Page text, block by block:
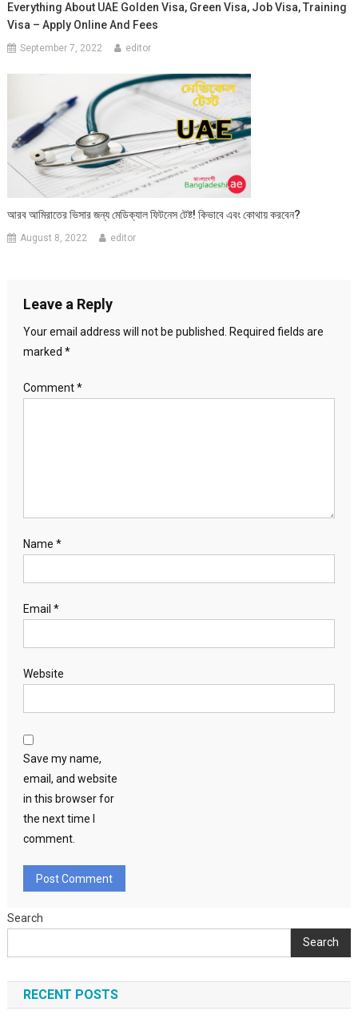
Everything About UAE Golden Visa, Green Visa, Job Visa, Training
Visa – Apply Online And Fees
September 7, 2022 editor
আরব আমিরাতের ভিসার জন্য মেডিক্যাল ফিটনেস টেষ্ট! কিভাবে এবং কোথায় করবেন?
August 8, 2022 editor
Leave a Reply
Your email address will not be published.
Required fields are
marked *
Comment*
Name *
Email *
Website
Save my name,
email, and website
in this browser for
the next time I
comment.
Search
Search
RECENT POSTS